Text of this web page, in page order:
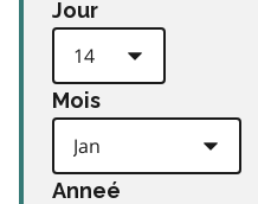
Jour
Mois
Anneé